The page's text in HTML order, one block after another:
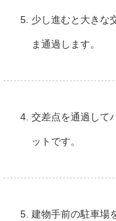
少し進むと大きな
ま通過します。
交差点を通過して
ットです。
建物手前の駐車場